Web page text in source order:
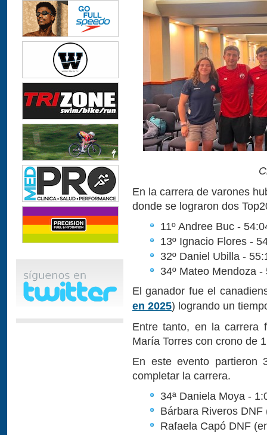
En la carrera de varones
donde se lograron dos
11º Andree Buc -
13º Ignacio Flores -
32º Daniel Ubilla -
34º Mateo Mendoza -
El ganador fue el
en 2025) logrando un
Entre tanto, en la carrera
María Torres con crono de
En este evento partieron
completar la carrera.
34ª Daniela Moya -
Bárbara Riveros DNF
Rafaela Capó DNF